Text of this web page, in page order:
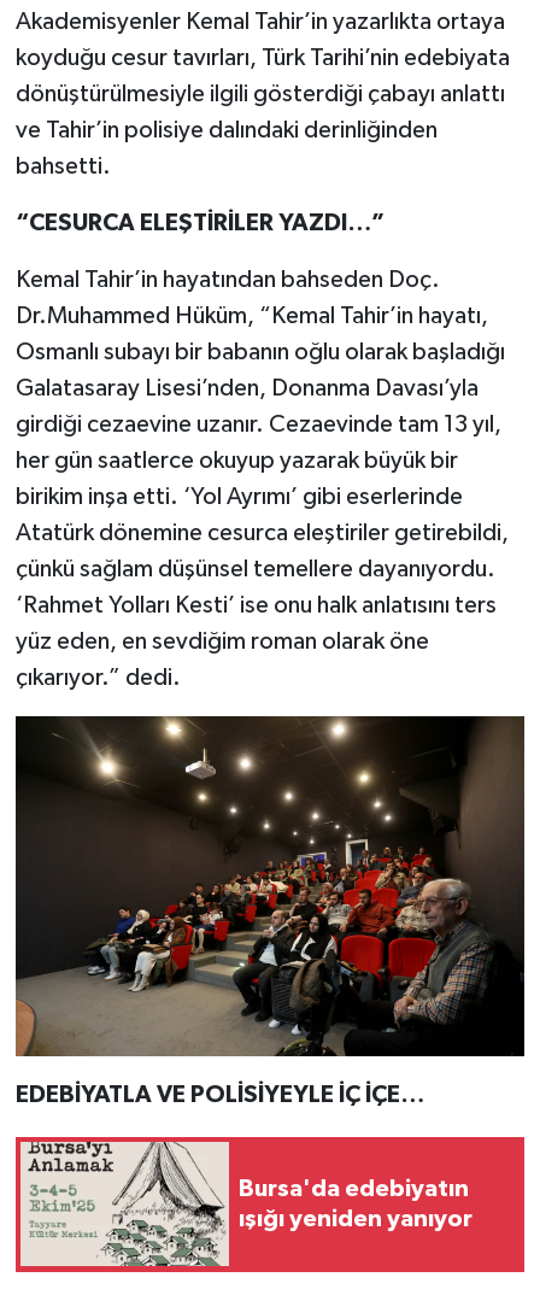
Akademisyenler Kemal Tahir’in yazarlıkta ortaya
koyduğu cesur tavırları, Türk Tarihi’nin edebiyata
dönüştürülmesiyle ilgili gösterdiği çabayı anlattı
ve Tahir’in polisiye dalındaki derinliğinden
bahsetti.
“CESURCA ELEŞTİRİLER YAZDI…”
Kemal Tahir’in hayatından bahseden Doç.
Dr.Muhammed Hüküm, “Kemal Tahir’in hayatı,
Osmanlı subayı bir babanın oğlu olarak başladığı
Galatasaray Lisesi’nden, Donanma Davası’yla
girdiği cezaevine uzanır. Cezaevinde tam 13 yıl,
her gün saatlerce okuyup yazarak büyük bir
birikim inşa etti. ‘Yol Ayrımı’ gibi eserlerinde
Atatürk dönemine cesurca eleştiriler getirebildi,
çünkü sağlam düşünsel temellere dayanıyordu.
‘Rahmet Yolları Kesti’ ise onu halk anlatısını ters
yüz eden, en sevdiğim roman olarak öne
çıkarıyor.” dedi.
EDEBİYATLA VE POLİSİYEYLE İÇ İÇE…
Bursa'da edebiyatın
ışığı yeniden yanıyor